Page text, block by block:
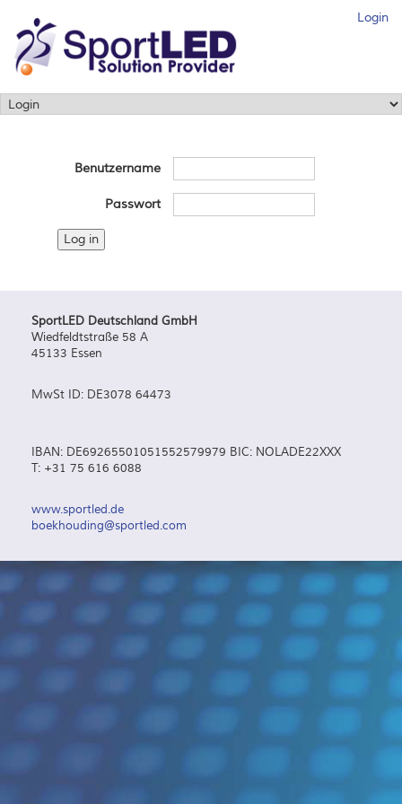
Login
Benutzername
Passwort
SportLED Deutschland GmbH
Wiedfeldtstraße 58 A
45133 Essen
MwSt ID: DE3078 64473
IBAN: DE69265501051552579979 BIC: NOLADE22XXX
T: +31 75 616 6088
www.sportled.de
boekhouding@sportled.com